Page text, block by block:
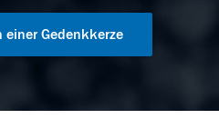
einer Gedenkkerze